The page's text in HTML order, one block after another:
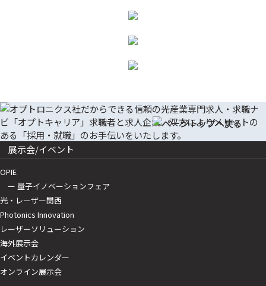
展示会/イベント
OPIE
ー 量子イノベーションフェア
光・レーザー関西
Photonics Innovation
レーザーソリューション
海外展示会
イベントカレンダー
オンライン展示会